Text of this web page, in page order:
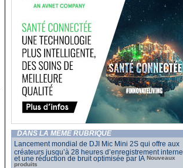
DANS LA MÊME RUBRIQUE
Lancement mondial de DJI Mic Mini 2S qui offre aux
créateurs jusqu’à 28 heures d’enregistrement interne
et une réduction de bruit optimisée par IA Nouveaux
produits